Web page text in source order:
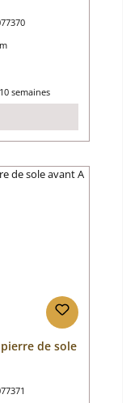
semaines
de sole